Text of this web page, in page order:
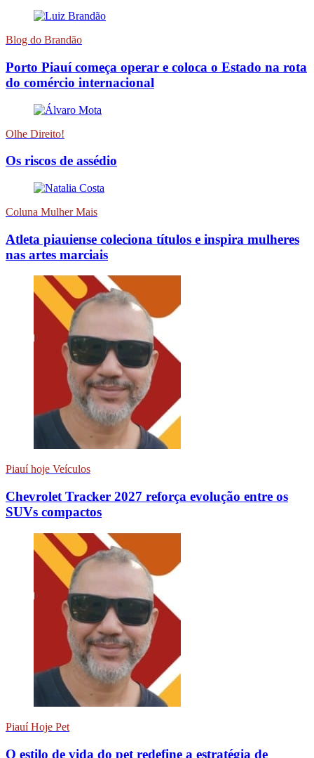
Blog do Brandão
Porto Piauí começa operar e coloca o Estado na rota
do comércio internacional
Olhe Direito!
Os riscos de assédio
Coluna Mulher Mais
Atleta piauiense coleciona títulos e inspira mulheres
nas artes marciais
Piauí hoje Veículos
Chevrolet Tracker 2027 reforça evolução entre os
SUVs compactos
Piauí Hoje Pet
O estilo de vida do pet redefine a estratégia de